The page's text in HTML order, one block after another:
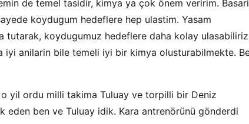
de temel tasidir, kimya ya çok önem veririm.
koydugum hedeflere hep ulastim. Yasam
koydugumuz hedeflere daha kolay
anilarin bile temeli iyi bir kimya olusturabilmekte.
yil ordu milli takima Tuluay ve torpilli bir Deniz
eden ben ve Tuluay idik. Kara antrenörünü gönderdi